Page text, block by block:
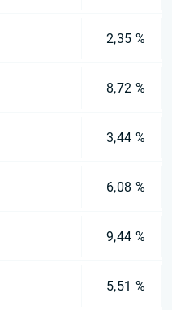
2,35 %
8,72 %
3,44 %
6,08 %
9,44 %
5,51 %